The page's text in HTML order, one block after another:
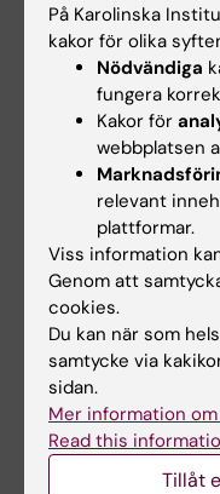
12 nov 2019
Låg IQ,
schizofreni
Personer med
tenderar i högre grad
schizofreni än andra
en studie vid
tidskriften Molecular
resultatet kan vara
På Karolinska
kakor för olika
Nödvändiga
fungera
Kakor för
webbplatsen
relevant
plattformar.
Viss information
Genom att
cookies.
Du kan när som
samtycke via
sidan.
Mer information
Read this
Tillåt